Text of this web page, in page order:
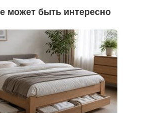
может быть интересно